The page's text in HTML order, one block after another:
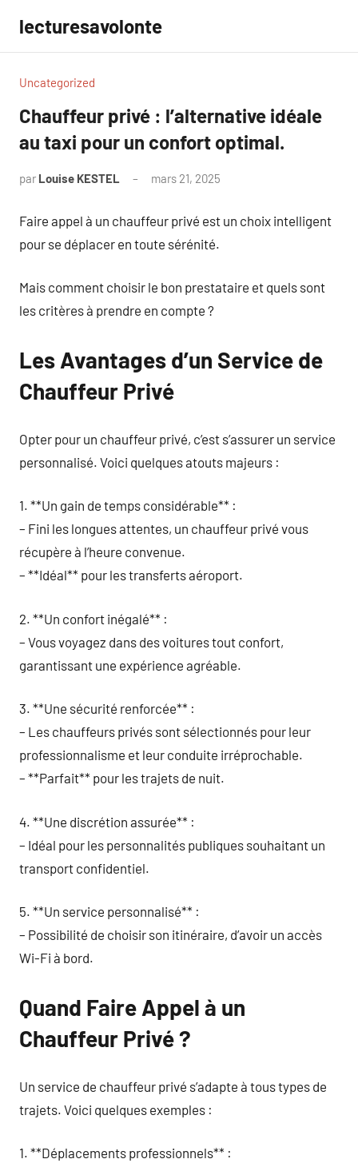
contenu
lecturesavolonte
Uncategorized
Chauffeur privé : l’alternative idéale
au taxi pour un confort optimal.
par Louise KESTEL mars 21, 2025
Faire appel à un chauffeur privé est un choix intelligent
pour se déplacer en toute sérénité.
Mais comment choisir le bon prestataire et quels sont
les critères à prendre en compte ?
Les Avantages d’un Service de
Chauffeur Privé
Opter pour un chauffeur privé, c’est s’assurer un service
personnalisé. Voici quelques atouts majeurs :
1. **Un gain de temps considérable** :
– Fini les longues attentes, un chauffeur privé vous
récupère à l’heure convenue.
– **Idéal** pour les transferts aéroport.
2. **Un confort inégalé** :
– Vous voyagez dans des voitures tout confort,
garantissant une expérience agréable.
3. **Une sécurité renforcée** :
– Les chauffeurs privés sont sélectionnés pour leur
professionnalisme et leur conduite irréprochable.
– **Parfait** pour les trajets de nuit.
4. **Une discrétion assurée** :
– Idéal pour les personnalités publiques souhaitant un
transport confidentiel.
5. **Un service personnalisé** :
– Possibilité de choisir son itinéraire, d’avoir un accès
Wi-Fi à bord.
Quand Faire Appel à un
Chauffeur Privé ?
Un service de chauffeur privé s’adapte à tous types de
trajets. Voici quelques exemples :
1. **Déplacements professionnels** :